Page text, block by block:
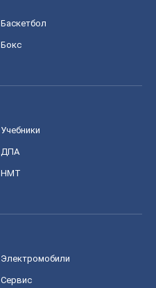
Баскетбол
Бокс
Учебники
ДПА
НМТ
Электромобили
Сервис